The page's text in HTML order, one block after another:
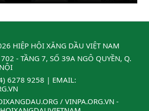
HIỆP HỘI XĂNG DẦU VIỆT NAM
- TẦNG 7, SỐ 39A NGÔ QUYỀN, Q.
6278 9258 | EMAIL:
/ VINPA.ORG.VN -